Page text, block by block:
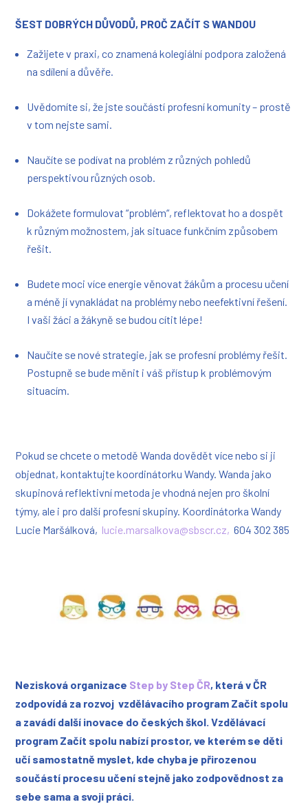
ŠEST DOBRÝCH DŮVODŮ, PROČ ZAČÍT S WANDOU
Zažijete v praxi, co znamená kolegiální podpora založená
na sdílení a důvěře.
Uvědomíte si, že jste součástí profesní komunity – prostě
v tom nejste sami.
Naučíte se podívat na problém z různých pohledů
perspektivou různých osob.
Dokážete formulovat “problém“, reflektovat ho a dospět
k různým možnostem, jak situace funkčním způsobem
řešit.
Budete moci více energie věnovat žákům a procesu učení
a méně jí vynakládat na problémy nebo neefektivní řešení.
I vaši žáci a žákyně se budou cítit lépe!
Naučíte se nové strategie, jak se profesní problémy řešit.
Postupně se bude měnit i váš přístup k problémovým
situacím.
Pokud se chcete o metodě Wanda dovědět více nebo si ji
objednat, kontaktujte koordinátorku Wandy. Wanda jako
skupinová reflektivní metoda je vhodná nejen pro školní
týmy, ale i pro další profesní skupiny. Koordinátorka Wandy
Lucie Maršálková, lucie.marsalkova@sbscr.cz, 604 302 385
Nezisková organizace Step by Step ČR, která v ČR
zodpovídá za rozvoj vzdělávacího program Začít spolu
a zavádí další inovace do českých škol. Vzdělávací
program Začít spolu nabízí prostor, ve kterém se děti
učí samostatně myslet, kde chyba je přirozenou
součástí procesu učení stejně jako zodpovědnost za
sebe sama a svoji práci.